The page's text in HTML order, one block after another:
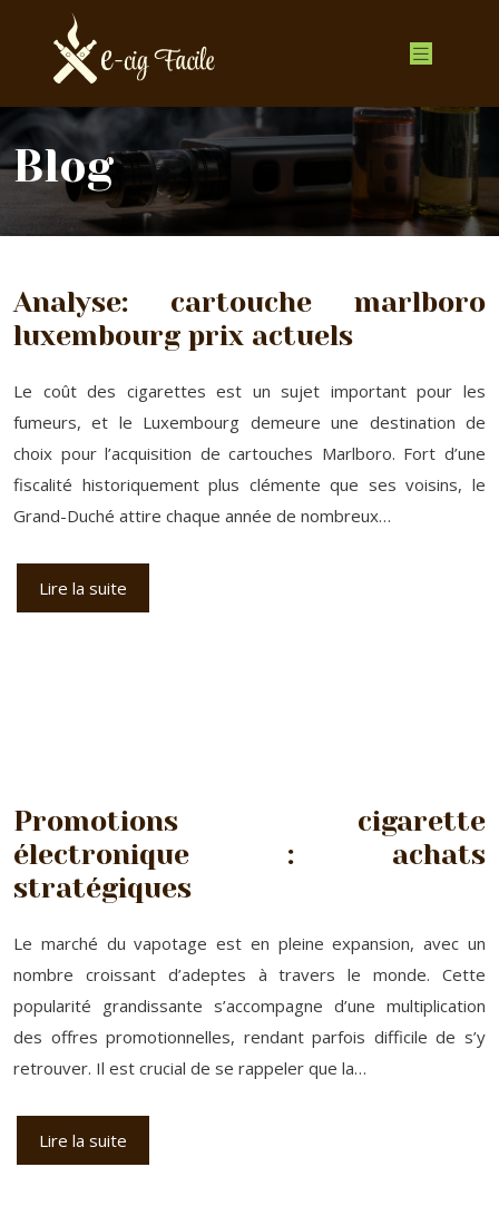
Blog
Analyse: cartouche marlboro
luxembourg prix actuels
Le coût des cigarettes est un sujet important pour les
fumeurs, et le Luxembourg demeure une destination de
choix pour l’acquisition de cartouches Marlboro. Fort d’une
fiscalité historiquement plus clémente que ses voisins, le
Grand-Duché attire chaque année de nombreux…
Lire la suite
Promotions cigarette
électronique : achats
stratégiques
Le marché du vapotage est en pleine expansion, avec un
nombre croissant d’adeptes à travers le monde. Cette
popularité grandissante s’accompagne d’une multiplication
des offres promotionnelles, rendant parfois difficile de s’y
retrouver. Il est crucial de se rappeler que la…
Lire la suite